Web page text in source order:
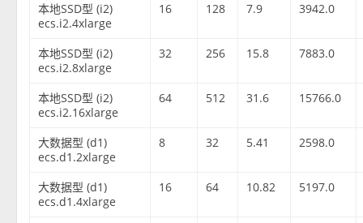
本地SSD型 (i2)
ecs.i2.4xlarge
16 128 7.9 3942.0
本地SSD型 (i2)
ecs.i2.8xlarge
32 256 15.8 7883.0
本地SSD型 (i2)
ecs.i2.16xlarge
64 512 31.6 15766.0
大数据型 (d1)
ecs.d1.2xlarge
8 32 5.41 2598.0
大数据型 (d1)
ecs.d1.4xlarge
16 64 10.82 5197.0